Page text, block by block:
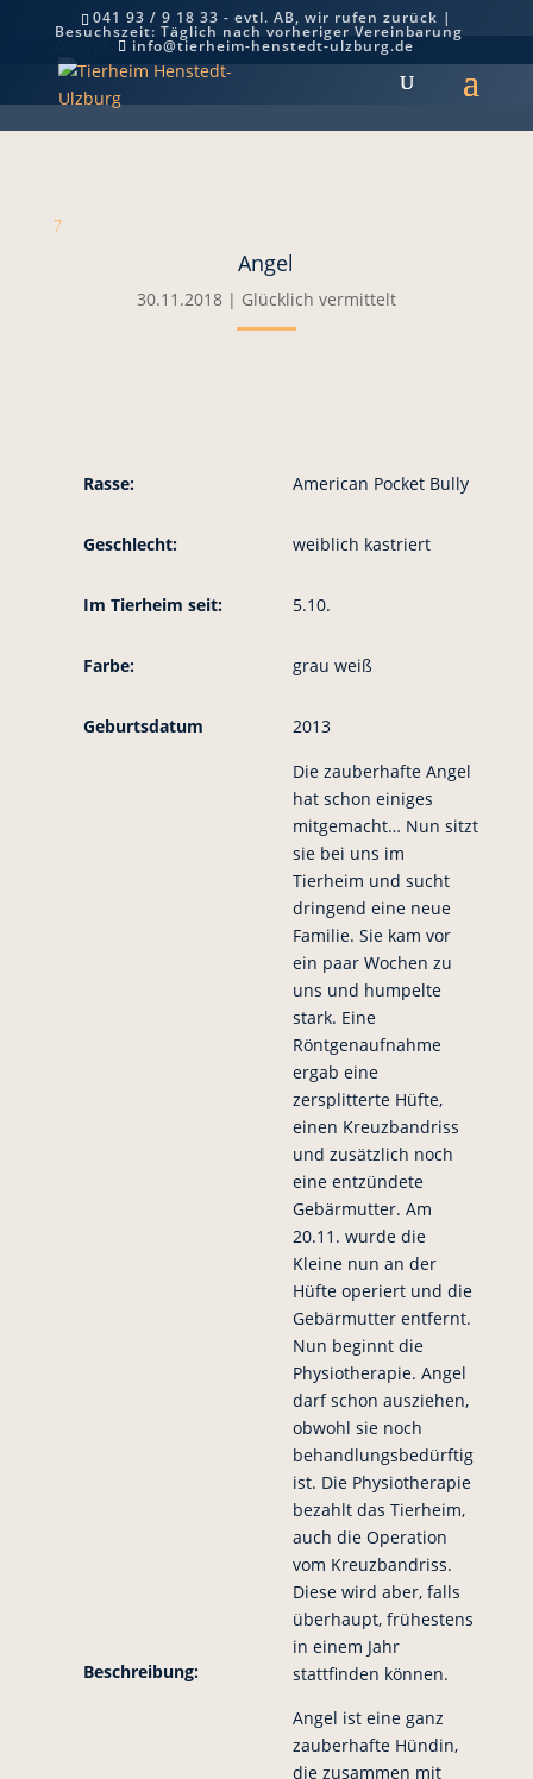
041 93 / 9 18 33 - evtl. AB, wir rufen zurück |
Besuchszeit: Täglich nach vorheriger Vereinbarung
info@tierheim-henstedt-ulzburg.de
Angel
7
Angel
30.11.2018| Glücklich vermittelt
Rasse: American Pocket Bully
Geschlecht: weiblich kastriert
Im Tierheim seit: 5.10.
Farbe: grau weiß
Geburtsdatum 2013
Beschreibung:
Die zauberhafte Angel
hat schon einiges
mitgemacht… Nun sitzt
sie bei uns im
Tierheim und sucht
dringend eine neue
Familie. Sie kam vor
ein paar Wochen zu
uns und humpelte
stark. Eine
Röntgenaufnahme
ergab eine
zersplitterte Hüfte,
einen Kreuzbandriss
und zusätzlich noch
eine entzündete
Gebärmutter. Am
20.11. wurde die
Kleine nun an der
Hüfte operiert und die
Gebärmutter entfernt.
Nun beginnt die
Physiotherapie. Angel
darf schon ausziehen,
obwohl sie noch
behandlungsbedürftig
ist. Die Physiotherapie
bezahlt das Tierheim,
auch die Operation
vom Kreuzbandriss.
Diese wird aber, falls
überhaupt, frühestens
in einem Jahr
stattfinden können.
Angel ist eine ganz
zauberhafte Hündin,
die zusammen mit